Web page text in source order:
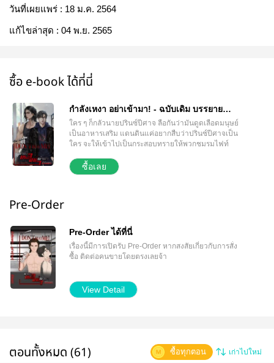
วันที่เผยแพร่ : 18 ม.ค. 2564
แก้ไขล่าสุด : 04 พ.ย. 2565
ซื้อ e-book ได้ที่นี่
กำลังเหงา อย่าเข้ามา! - ฉบับเดิม บรรยาย
บุคคลที่หนึ่ง
ใคร ๆ ก็กลัวนายปรินซ์ปีศาจ ลือกันว่ามันดูดเลือดมนุษย์
เป็นอาหารเสริม แดนดินแค่อยากสืบว่าปรินซ์ปีศาจเป็น
ใคร จะให้เข้าไปเป็นกระสอบทรายให้พวกชมรมไฟท์
SM กันนัก แดนไม่เกี่ยงอยู่แล้ว ขอแค่ให้เขาได้ตีก้นนาย
ปรินซ์ปีศาจสักสามสี่ที หรือไม่ก็ให้มันตีก้นเขา!!! ไม่คิด
หนึ่งและบรรยายแบบบุคคลที่สามซึ่งให้อรรถรสแตกต่าง
กัน แต่เนื้อเรื่องเดียวกันค่ะ*** ติดตามเบื้องหลังการเขียน
และข่าวความคืบหน้าของนิยายเรื่องนี้และเรื่องอื่น ๆ
ของนักเขียนธีรินทรได้จาก Facebook - ธีรินทร นักเขียน
หมอน #เซ็กซี่ #SM #ต่อสู้ #สายลับ #กรมตำรวจ
***นิยายเรื่องนี้ไม่มีฉากข่มขืนหรือการร่วมรักโดยไม่
สมยอม ***NC – 18 – Sex เด็กที่อายุต่ำกว่า 18 ปีควร
ซื้อเลย
Pre-Order
Pre-Order ได้ที่นี่
เรื่องนี้มีการเปิดรับ Pre-Order หากสงสัยเกี่ยวกับการสั่ง
ซื้อ ติดต่อคนขายโดยตรงเลยจ้า
View Detail
ตอนทั้งหมด (61) เก่าไปใหม่
ซื้อทุกตอน